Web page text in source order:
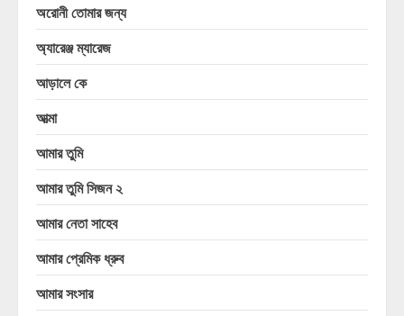
অরোনী তোমার জন্য
অ্যারেঞ্জ ম্যারেজ
আড়ালে কে
আত্মা
আমার তুমি
আমার তুমি সিজন ২
আমার নেতা সাহেব
আমার প্রেমিক ধ্রুব
আমার সংসার